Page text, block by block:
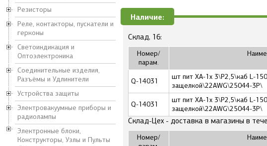
Резисторы
Реле, контакторы, пускатели и
герконы
Светоиндикация и
Оптоэлектроника
Соединительные изделия,
Разъёмы и Удлинители
Устройства защиты
Электровакуумные приборы и
радиолампы
Электронные блоки,
Конструкторы, Узлы и Пульты
Наличие:
Склад, 16:
Номер/
парам.
Q-14031
шт пит XA-1x 3\P2,5\каб L-
защелкой\22AWG\25044-3P\
Q-14031
шт пит XA-1x 3\P2,5\каб L-
защелкой\22AWG\25044-3P\
Склад-Цех - доставка в магазины в
Номер/